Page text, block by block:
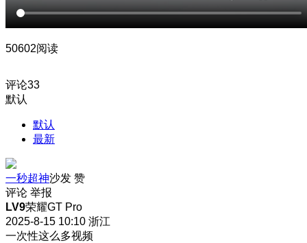
50602阅读
评论33
默认
默认
最新
一秒超神沙发 赞
评论 举报
LV9荣耀GT Pro
2025-8-15 10:10 浙江
一次性这么多视频